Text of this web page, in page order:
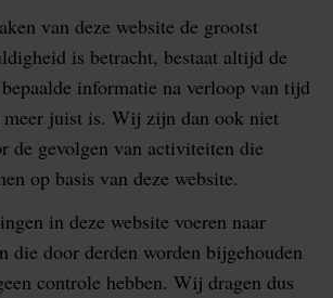
van deze website de grootst
is betracht, bestaat altijd de
informatie na verloop van tijd
juist is. Wij zijn dan ook niet
de gevolgen van activiteiten die
op basis van deze website.
in deze website voeren naar
die door derden worden bijgehouden
controle hebben. Wij dragen dus